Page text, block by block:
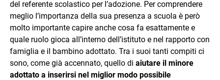
del referente scolastico per l’adozione. Per comprendere
meglio l’importanza della sua presenza a scuola è però
molto importante capire anche cosa fa esattamente e
quale ruolo gioca all’interno dell’istituto e nel rapporto con
famiglia e il bambino adottato. Tra i suoi tanti compiti ci
sono, come già accennato, quello di aiutare il minore
adottato a inserirsi nel miglior modo possibile